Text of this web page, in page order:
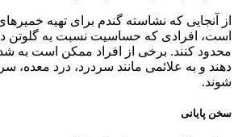
از آنجایی که نشاسته گندم برای تهیه
است، افرادی که حساسیت نسبت به گلوتن
محدود کنند. برخی از افراد ممکن است
دهند و به علائمی مانند سردرد، درد معده،
شوند.
سخن پایانی